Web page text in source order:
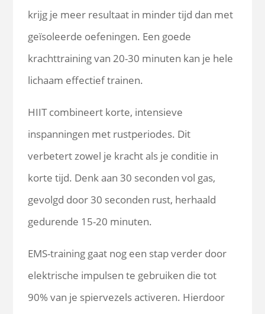
krijg je meer resultaat in minder tijd dan met
geïsoleerde oefeningen. Een goede
krachttraining van 20-30 minuten kan je hele
lichaam effectief trainen.
HIIT combineert korte, intensieve
inspanningen met rustperiodes. Dit
verbetert zowel je kracht als je conditie in
korte tijd. Denk aan 30 seconden vol gas,
gevolgd door 30 seconden rust, herhaald
gedurende 15-20 minuten.
EMS-training gaat nog een stap verder door
elektrische impulsen te gebruiken die tot
90% van je spiervezels activeren. Hierdoor